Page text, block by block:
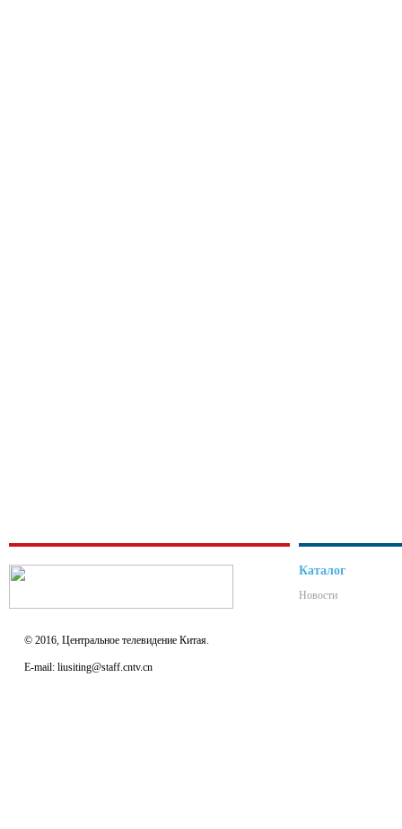
© 2016, Центральное телевидение Китая.
E-mail: liusiting@staff.cntv.cn
Каталог
Новости